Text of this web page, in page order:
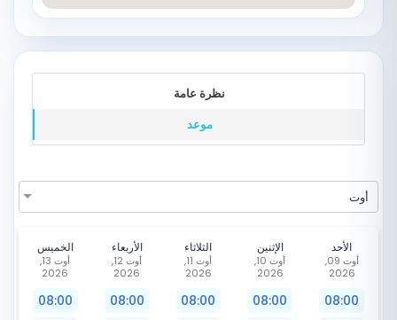
نظرة عامة
موعد
أوت
الخميس
أوت 13,
2026
08:00
الأربعاء
أوت 12,
2026
08:00
الثلاثاء
أوت 11,
2026
08:00
الإثنين
أوت 10,
2026
08:00
الأحد
أوت 09,
2026
08:00